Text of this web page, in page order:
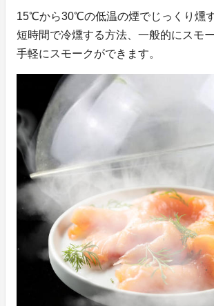
15℃から30℃の低温の煙でじっくり燻す
短時間で冷燻する方法、一般的にスモ
手軽にスモークができます。